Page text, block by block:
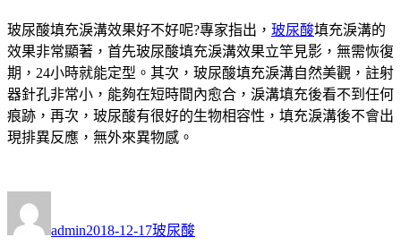
玻尿酸填充淚溝效果好不好呢?專家指出， 玻尿酸填充淚溝的
效果非常顯著，首先玻尿酸填充淚溝效果立竿見影，無需恢復
期，24小時就能定型。其次，玻尿酸填充淚溝自然美觀，註射
器針孔非常小，能夠在短時間內愈合，淚溝填充後看不到任何
痕跡，再次，玻尿酸有很好的生物相容性，填充淚溝後不會出
現排異反應，無外來異物感。
者
admin佈
2018-12-17類
玻尿酸